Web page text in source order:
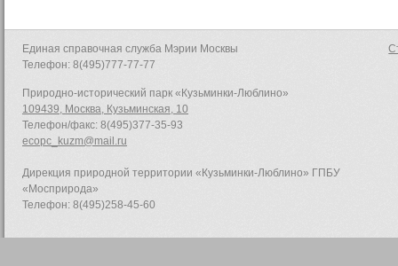
Единая справочная служба Мэрии Москвы
Телефон: 8(495)777-77-77
Природно-исторический парк «Кузьминки-Люблино»
109439, Москва, Кузьминская, 10
Телефон/факс: 8(495)377-35-93
ecopc_kuzm@mail.ru
Дирекция природной территории «Кузьминки-Люблино» ГПБУ
«Мосприрода»
Телефон: 8(495)258-45-60